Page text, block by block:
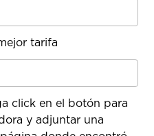
tarifa
click en el botón para
y adjuntar una